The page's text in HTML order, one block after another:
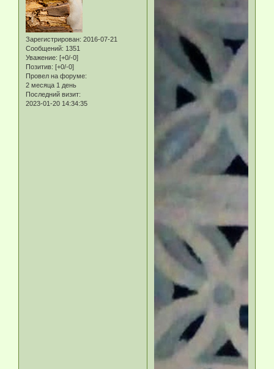
Зарегистрирован: 2016-07-21
Сообщений: 1351
Уважение: [+0/-0]
Позитив: [+0/-0]
Провел на форуме:
2 месяца 1 день
Последний визит:
2023-01-20 14:34:35